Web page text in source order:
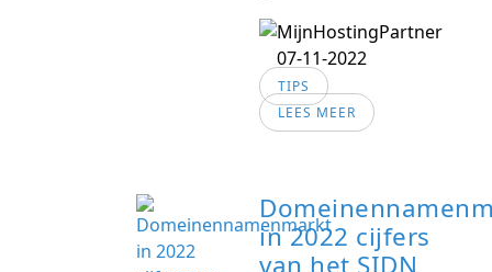
07-11-2022
TIPS
LEES MEER
in 2022 cijfers
van het SIDN